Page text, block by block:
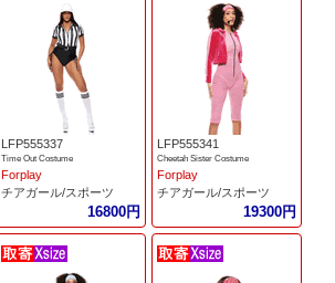
LFP555337
Time Out Costume
Forplay
チアガール/スポーツ
16800円
LFP555341
Cheetah Sister Costume
Forplay
チアガール/スポーツ
19300円